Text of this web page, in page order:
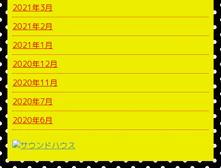
2021年3月
2021年2月
2021年1月
2020年12月
2020年11月
2020年7月
2020年6月